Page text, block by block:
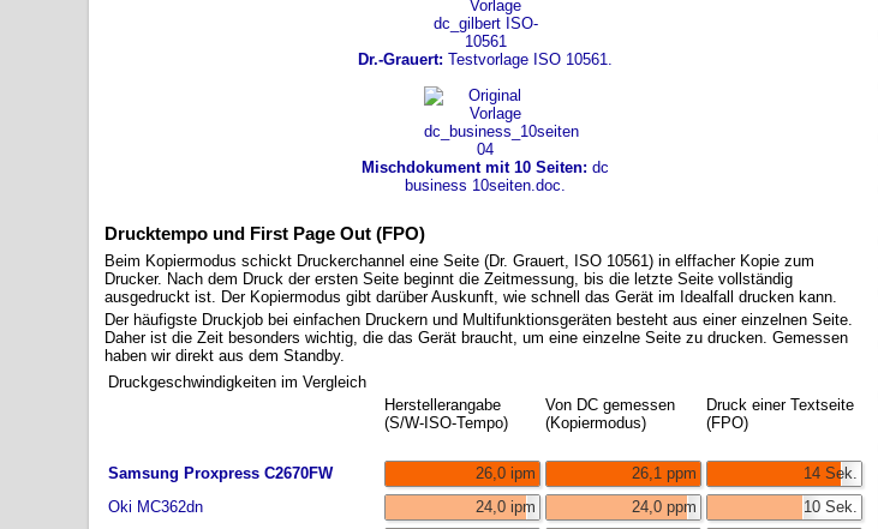
Dr.-Grauert: Testvorlage ISO 10561.
Mischdokument mit 10 Seiten: dc
business 10seiten.doc.
Drucktempo und First Page Out (FPO)
Beim Kopiermodus schickt Druckerchannel eine Seite (Dr. Grauert, ISO 10561) in elffacher Kopie zum
Drucker. Nach dem Druck der ersten Seite beginnt die Zeitmessung, bis die letzte Seite vollständig
ausgedruckt ist. Der Kopiermodus gibt darüber Auskunft, wie schnell das Gerät im Idealfall drucken kann.
Der häufigste Druckjob bei einfachen Druckern und Multifunktionsgeräten besteht aus einer einzelnen Seite.
Daher ist die Zeit besonders wichtig, die das Gerät braucht, um eine einzelne Seite zu drucken. Gemessen
haben wir direkt aus dem Standby.
Druckgeschwindigkeiten im Vergleich
Herstellerangabe
(S/W-ISO-Tempo)
Von DC gemessen
(Kopiermodus)
Druck einer Textseite
(FPO)
Samsung Proxpress C2670FW 26,0 ipm 26,1 ppm
14 Sek.
Oki MC362dn
24,0 ipm 24,0 ppm
10 Sek.